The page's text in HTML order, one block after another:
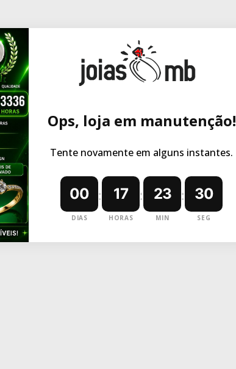
Ops, loja em manutenção!
Tente novamente em alguns instantes.
00
DIAS
: 17
HORAS
: 23
MIN
: 30
SEG